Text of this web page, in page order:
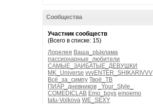
Сообщества
Участник сообществ
(Всего в списке: 15)
Лорелея Ваша_рЫклама
пассионарные_любители
САМЫЕ_ЗАИБАТЫЕ_ДЕВУШКИ
MK_Universe vvvENTER_SHIKARIVVV
Всё_за_симпу Твоё_ТВ
ПИАР_дневников
_Your_Style_
COMEDICLAB Emo_boys emoemo
tatu-Volkova WE_SEXY